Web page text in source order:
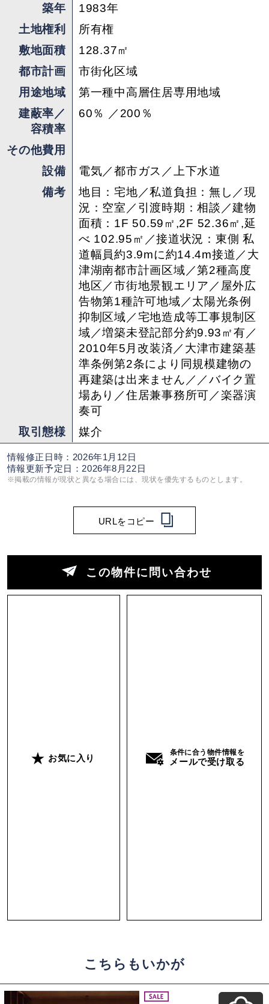
築年
1983年
土地権利
所有権
敷地面積
128.37㎡
都市計画
市街化区域
用途地域
第一種中高層住居専用地域
建蔽率／
容積率
60％ ／200％
その他費用
設備
電気／都市ガス／上下水道
備考
地目：宅地／私道負担：無し／現
況：空室／引渡時期：相談／建物
面積：1F 50.59㎡,2F 52.36㎡,延
べ 102.95㎡／接道状況：東側 私
道幅員約3.9mに約14.4m接道／大
津湖南都市計画区域／第2種高度
地区／市街地景観エリア／屋外広
告物第1種許可地域／太陽光条例
抑制区域／宅地造成等工事規制区
域／増築未登記部分約9.93㎡有／
2010年5月改装済／⼤津市建築基
準条例第2条により同規模建物の
再建築は出来ません／／バイク置
場あり／住居兼事務所可／楽器演
奏可
取引態様
媒介
情報修正日時：2026年1月12日
情報更新予定日：2026年8月22日
※掲載の情報が現状と異なる場合には、現状を優先するものとします。
URLをコピー
この物件に問い合わせ
お気に入り
条件に合う物件情報を
メールで受け取る
こちらもいかが